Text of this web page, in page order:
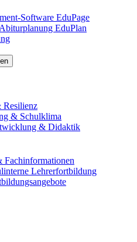
Software EduPage
EduPlan
Resilienz
& Schulklima
& Didaktik
Fachinformationen
Lehrerfortbildung